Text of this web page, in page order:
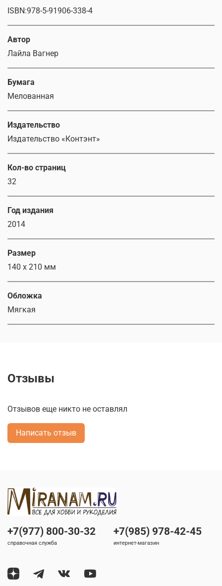
ISBN:978-5-91906-338-4
Автор
Лайла Вагнер
Бумага
Мелованная
Издательство
Издательство «Контэнт»
Кол-во страниц
32
Год издания
2014
Размер
140 x 210 мм
Обложка
Мягкая
Отзывы
Отзывов еще никто не оставлял
Написать отзыв
+7(977) 800-30-32
справочная служба
+7(985) 978-42-45
интернет-магазин